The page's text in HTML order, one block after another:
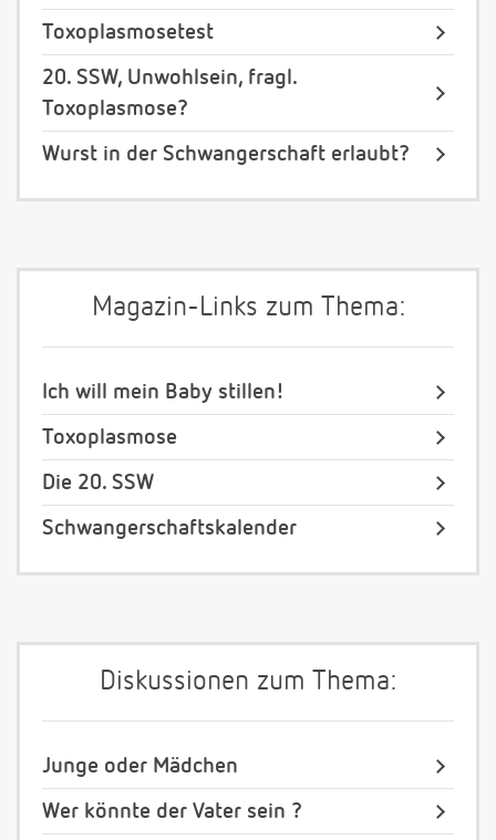
Toxoplasmosetest
20. SSW, Unwohlsein, fragl.
Toxoplasmose?
Wurst in der Schwangerschaft erlaubt?
Magazin-Links zum Thema:
Ich will mein Baby stillen!
Toxoplasmose
Die 20. SSW
Schwangerschaftskalender
Diskussionen zum Thema:
Junge oder Mädchen
Wer könnte der Vater sein ?